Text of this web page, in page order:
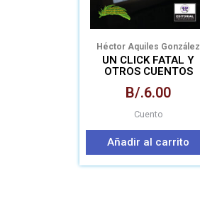
Héctor Aquiles González
UN CLICK FATAL Y
OTROS CUENTOS
B/.6.00
Cuento
Añadir al carrito